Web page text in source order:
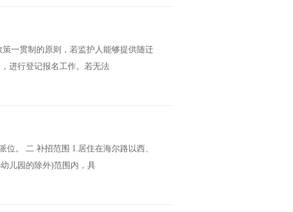
一贯制的原则，若监护人能够提供随迁
进行登记报名工作。若无法
。 二 补招范围 1.居住在海尔路以西、
儿园的除外)范围内，具